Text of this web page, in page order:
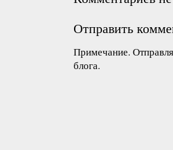
Отправить
Примечание.
блога.